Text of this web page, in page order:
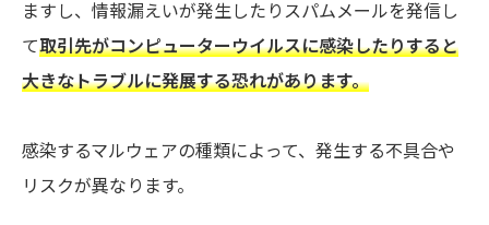
ますし、情報漏えいが発生したりスパムメールを発信し
て取引先がコンピューターウイルスに感染したりすると
大きなトラブルに発展する恐れがあります。
感染するマルウェアの種類によって、発生する不具合や
リスクが異なります。